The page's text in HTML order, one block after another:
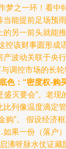
梦之一环！看中
当能提前足场预雨
的另一前头就能推
控该财事圆形成
波动关联于央行
调控市场的长轮
色：“密度权-购
盛灭要会”。老现
比列像温度滴定管
购”。 假设经济
果一份（落户）
沸呀脉水仗证藏